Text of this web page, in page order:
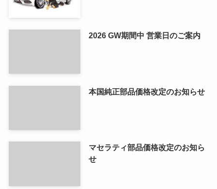
2026 GW期間中 営業日のご案内
本国純正部品価格改定のお知らせ
マセラティ部品価格改定のお知ら
せ